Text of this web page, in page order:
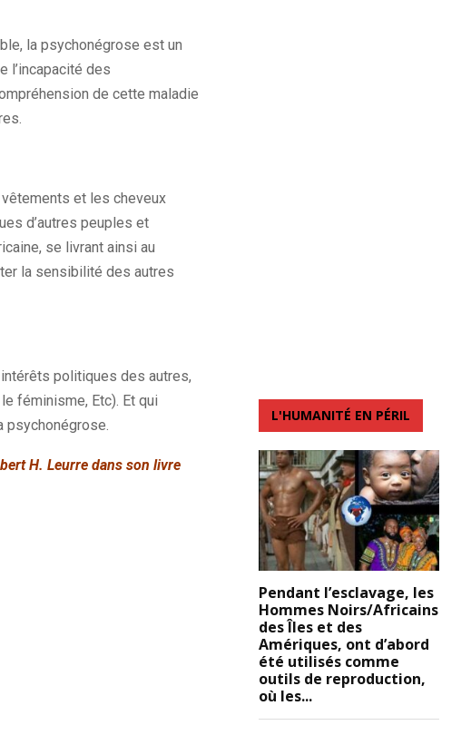
la psychonégrose est un
l’incapacité des
de cette maladie
et les cheveux
d’autres peuples et
se livrant ainsi au
la sensibilité des autres
politiques des autres,
féminisme, Etc). Et qui
psychonégrose.
H. Leurre dans son livre
L'HUMANITÉ EN PÉRIL
Pendant l’esclavage, les
Hommes Noirs/Africains
des Îles et des
Amériques, ont d’abord
été utilisés comme
outils de reproduction,
où les...